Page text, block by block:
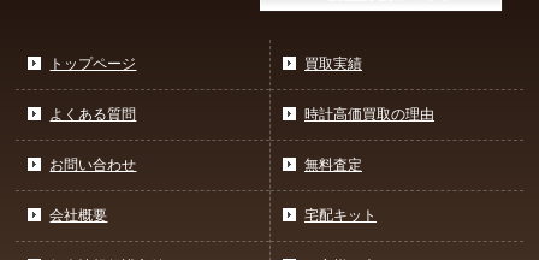
トップページ
よくある質問
お問い合わせ
会社概要
買取実績
時計高価買取の理由
無料査定
宅配キット